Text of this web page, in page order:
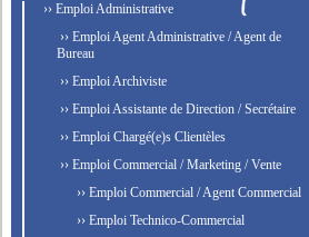
›› Emploi Administrative
›› Emploi Agent Administrative / Agent de
Bureau
›› Emploi Archiviste
›› Emploi Assistante de Direction / Secrétaire
›› Emploi Chargé(e)s Clientèles
›› Emploi Commercial / Marketing / Vente
›› Emploi Commercial / Agent Commercial
›› Emploi Technico-Commercial